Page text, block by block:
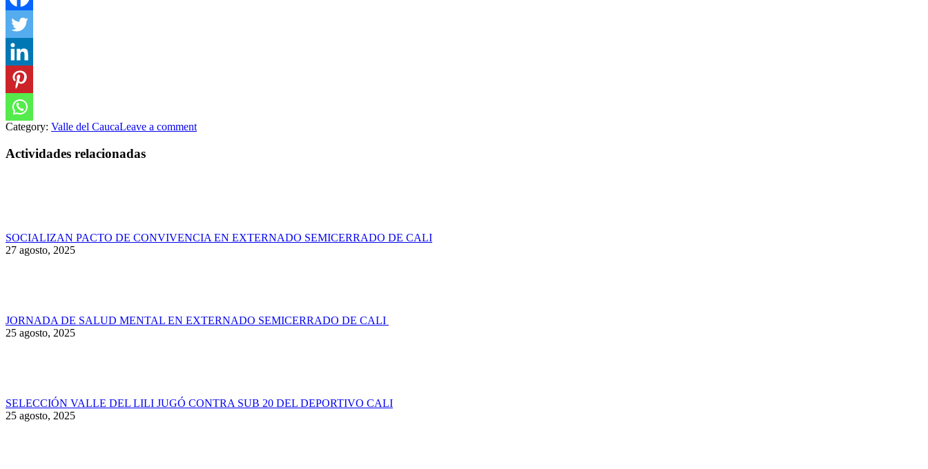
Category: Valle del CaucaLeave a comment
Actividades relacionadas
SOCIALIZAN PACTO DE CONVIVENCIA EN EXTERNADO SEMICERRADO DE CALI
27 agosto, 2025
JORNADA DE SALUD MENTAL EN EXTERNADO SEMICERRADO DE CALI
25 agosto, 2025
SELECCIÓN VALLE DEL LILI JUGÓ CONTRA SUB 20 DEL DEPORTIVO CALI
25 agosto, 2025